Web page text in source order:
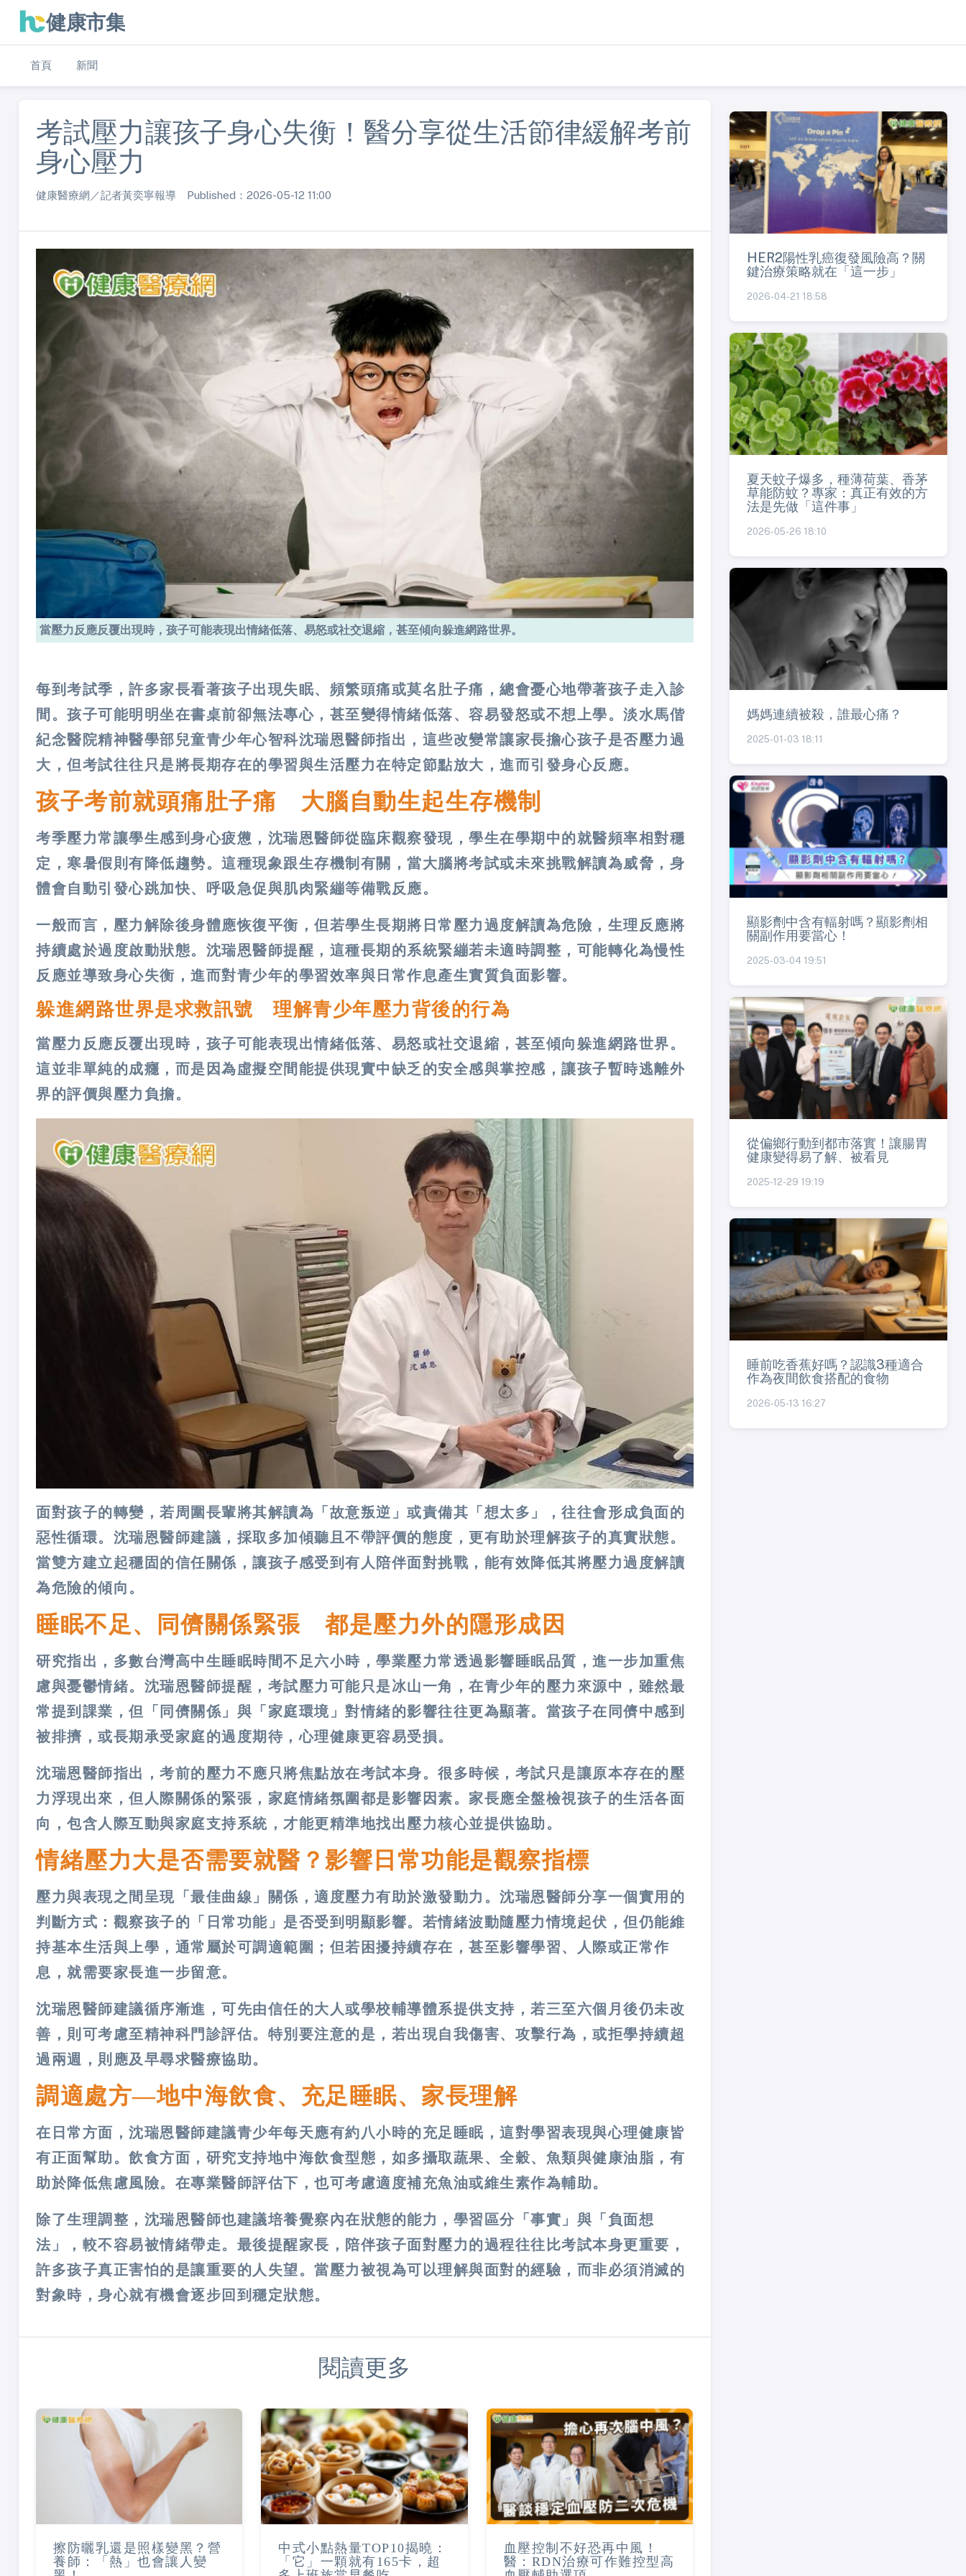
健康市集
首頁 新聞
考試壓力讓孩子身心失衡！醫分享從生活節律緩解考前
身心壓力
健康醫療網／記者黃奕寧報導 Published：2026-05-12 11:00
當壓力反應反覆出現時，孩子可能表現出情緒低落、易怒或社交退縮，甚至傾向躲進網路世界。
每到考試季，許多家長看著孩子出現失眠、頻繁頭痛或莫名肚子痛，總會憂心地帶著孩子走入診
間。孩子可能明明坐在書桌前卻無法專心，甚至變得情緒低落、容易發怒或不想上學。淡水馬偕
紀念醫院精神醫學部兒童青少年心智科沈瑞恩醫師指出，這些改變常讓家長擔心孩子是否壓力過
大，但考試往往只是將長期存在的學習與生活壓力在特定節點放大，進而引發身心反應。
孩子考前就頭痛肚子痛 大腦自動生起生存機制
考季壓力常讓學生感到身心疲憊，沈瑞恩醫師從臨床觀察發現，學生在學期中的就醫頻率相對穩
定，寒暑假則有降低趨勢。這種現象跟生存機制有關，當大腦將考試或未來挑戰解讀為威脅，身
體會自動引發心跳加快、呼吸急促與肌肉緊繃等備戰反應。
一般而言，壓力解除後身體應恢復平衡，但若學生長期將日常壓力過度解讀為危險，生理反應將
持續處於過度啟動狀態。沈瑞恩醫師提醒，這種長期的系統緊繃若未適時調整，可能轉化為慢性
反應並導致身心失衡，進而對青少年的學習效率與日常作息產生實質負面影響。
躲進網路世界是求救訊號 理解青少年壓力背後的行為
當壓力反應反覆出現時，孩子可能表現出情緒低落、易怒或社交退縮，甚至傾向躲進網路世界。
這並非單純的成癮，而是因為虛擬空間能提供現實中缺乏的安全感與掌控感，讓孩子暫時逃離外
界的評價與壓力負擔。
面對孩子的轉變，若周圍長輩將其解讀為「故意叛逆」或責備其「想太多」，往往會形成負面的
惡性循環。沈瑞恩醫師建議，採取多加傾聽且不帶評價的態度，更有助於理解孩子的真實狀態。
當雙方建立起穩固的信任關係，讓孩子感受到有人陪伴面對挑戰，能有效降低其將壓力過度解讀
為危險的傾向。
睡眠不足、同儕關係緊張 都是壓力外的隱形成因
研究指出，多數台灣高中生睡眠時間不足六小時，學業壓力常透過影響睡眠品質，進一步加重焦
慮與憂鬱情緒。沈瑞恩醫師提醒，考試壓力可能只是冰山一角，在青少年的壓力來源中，雖然最
常提到課業，但「同儕關係」與「家庭環境」對情緒的影響往往更為顯著。當孩子在同儕中感到
被排擠，或長期承受家庭的過度期待，心理健康更容易受損。
沈瑞恩醫師指出，考前的壓力不應只將焦點放在考試本身。很多時候，考試只是讓原本存在的壓
力浮現出來，但人際關係的緊張，家庭情緒氛圍都是影響因素。家長應全盤檢視孩子的生活各面
向，包含人際互動與家庭支持系統，才能更精準地找出壓力核心並提供協助。
情緒壓力大是否需要就醫？影響日常功能是觀察指標
壓力與表現之間呈現「最佳曲線」關係，適度壓力有助於激發動力。沈瑞恩醫師分享一個實用的
判斷方式：觀察孩子的「日常功能」是否受到明顯影響。若情緒波動隨壓力情境起伏，但仍能維
持基本生活與上學，通常屬於可調適範圍；但若困擾持續存在，甚至影響學習、人際或正常作
息，就需要家長進一步留意。
沈瑞恩醫師建議循序漸進，可先由信任的大人或學校輔導體系提供支持，若三至六個月後仍未改
善，則可考慮至精神科門診評估。特別要注意的是，若出現自我傷害、攻擊行為，或拒學持續超
過兩週，則應及早尋求醫療協助。
調適處方—地中海飲食、充足睡眠、家長理解
在日常方面，沈瑞恩醫師建議青少年每天應有約八小時的充足睡眠，這對學習表現與心理健康皆
有正面幫助。飲食方面，研究支持地中海飲食型態，如多攝取蔬果、全穀、魚類與健康油脂，有
助於降低焦慮風險。在專業醫師評估下，也可考慮適度補充魚油或維生素作為輔助。
除了生理調整，沈瑞恩醫師也建議培養覺察內在狀態的能力，學習區分「事實」與「負面想
法」，較不容易被情緒帶走。最後提醒家長，陪伴孩子面對壓力的過程往往比考試本身更重要，
許多孩子真正害怕的是讓重要的人失望。當壓力被視為可以理解與面對的經驗，而非必須消滅的
對象時，身心就有機會逐步回到穩定狀態。
閱讀更多
擦防曬乳還是照樣變黑？營
養師：「熱」也會讓人變
中式小點熱量TOP10揭曉：
「它」一顆就有165卡，超
血壓控制不好恐再中風！
醫：RDN治療可作難控型高
HER2陽性乳癌復發風險高？關
鍵治療策略就在「這一步」
2026-04-21 18:58
夏天蚊子爆多，種薄荷葉、香茅
草能防蚊？專家：真正有效的方
法是先做「這件事」
2026-05-26 18:10
媽媽連續被殺，誰最心痛？
2025-01-03 18:11
顯影劑中含有輻射嗎？顯影劑相
關副作用要當心！
2025-03-04 19:51
從偏鄉行動到都市落實！讓腸胃
健康變得易了解、被看見
2025-12-29 19:19
睡前吃香蕉好嗎？認識3種適合
作為夜間飲食搭配的食物
2026-05-13 16:27